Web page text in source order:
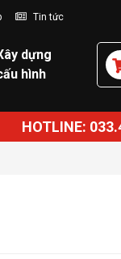
Tin tức
dựng
hình
HOTLINE: